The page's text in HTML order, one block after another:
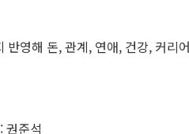
반영해 돈, 관계, 연애, 건강, 커리
권준석